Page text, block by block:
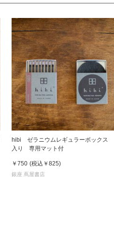
hibi ゼラニウムレギュラーボックス
入り 専用マット付
￥750 (税込 ￥825)
銀座 蔦屋書店